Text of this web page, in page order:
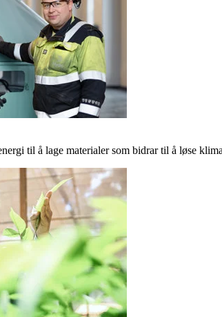
til å lage materialer som bidrar til å løse